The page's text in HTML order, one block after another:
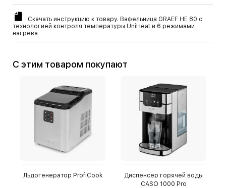
Скачать инструкцию к товару. Вафельница GRAEF HE 80 с
технологией контроля температуры UniHeat и 6 режимами
нагрева
С этим товаром покупают
Льдогенератор ProfiCook
Диспенсер горячей воды
CASO 1000 Pro